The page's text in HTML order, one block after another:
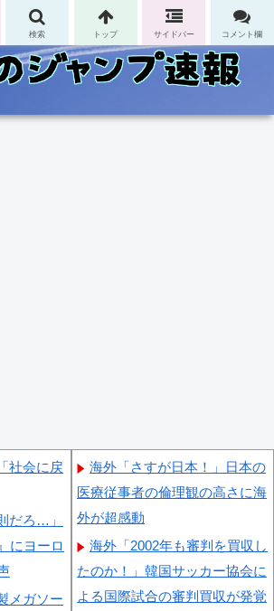
社会に戻
だろ…」
にヨーロ
メガソー
海外「さすが日本！」日本の
医療従事者の倫理観の高さに海
外が超感動
海外「2002年も審判を買収し
たのか！」韓国サッカー協会に
よる国際試合の審判買収が発覚
検索 トップ サイドバー コメント欄